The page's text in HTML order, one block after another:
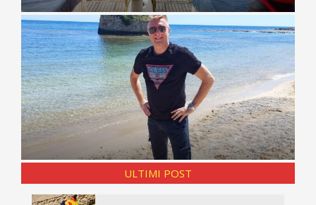
ULTIMI POST